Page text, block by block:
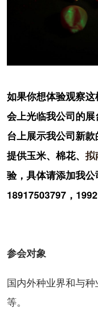
如果你想体验观察
会上光临我公司的
台上展示我公司新款
提供玉米、棉花、 拟
验，具体请添加我公
18917503797，
参会对象
国内外种业界和与
等。